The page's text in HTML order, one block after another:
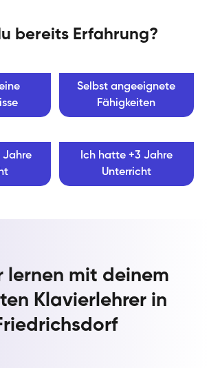
bereits Erfahrung?
Selbst angeeignete
Fähigkeiten
Jahre
Ich hatte +3 Jahre
Unterricht
lernen mit deinem
Klavierlehrer in